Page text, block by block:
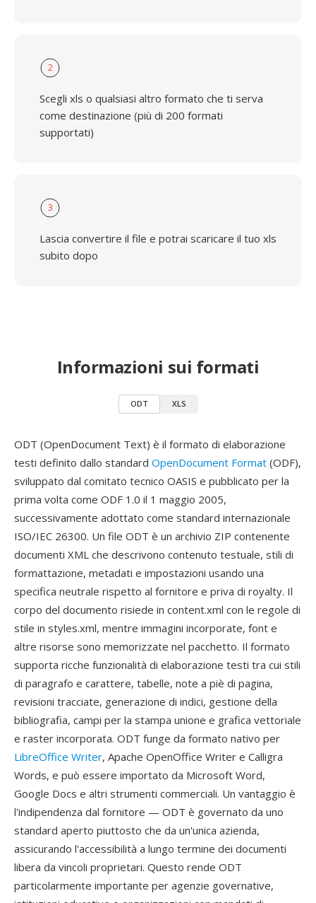
2
Scegli xls o qualsiasi altro formato che ti serva
come destinazione (più di 200 formati
supportati)
3
Lascia convertire il file e potrai scaricare il tuo xls
subito dopo
Informazioni sui formati
ODT XLS
ODT (OpenDocument Text) è il formato di elaborazione
testi definito dallo standard OpenDocument Format (ODF),
sviluppato dal comitato tecnico OASIS e pubblicato per la
prima volta come ODF 1.0 il 1 maggio 2005,
successivamente adottato come standard internazionale
ISO/IEC 26300. Un file ODT è un archivio ZIP contenente
documenti XML che descrivono contenuto testuale, stili di
formattazione, metadati e impostazioni usando una
specifica neutrale rispetto al fornitore e priva di royalty. Il
corpo del documento risiede in content.xml con le regole di
stile in styles.xml, mentre immagini incorporate, font e
altre risorse sono memorizzate nel pacchetto. Il formato
supporta ricche funzionalità di elaborazione testi tra cui stili
di paragrafo e carattere, tabelle, note a piè di pagina,
revisioni tracciate, generazione di indici, gestione della
bibliografia, campi per la stampa unione e grafica vettoriale
e raster incorporata. ODT funge da formato nativo per
LibreOffice Writer, Apache OpenOffice Writer e Calligra
Words, e può essere importato da Microsoft Word,
Google Docs e altri strumenti commerciali. Un vantaggio è
l'indipendenza dal fornitore — ODT è governato da uno
standard aperto piuttosto che da un'unica azienda,
assicurando l'accessibilità a lungo termine dei documenti
libera da vincoli proprietari. Questo rende ODT
particolarmente importante per agenzie governative,